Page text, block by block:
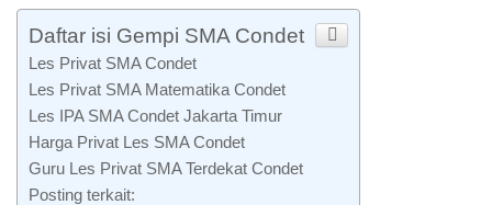
Daftar isi Gempi SMA Condet
Les Privat SMA Condet
Les Privat SMA Matematika Condet
Les IPA SMA Condet Jakarta Timur
Harga Privat Les SMA Condet
Guru Les Privat SMA Terdekat Condet
Posting terkait: